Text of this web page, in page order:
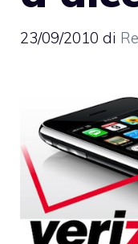
23/09/2010 di